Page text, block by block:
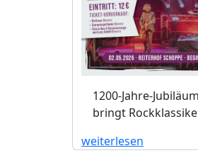
1200-Jahre-
bringt
weiterlesen